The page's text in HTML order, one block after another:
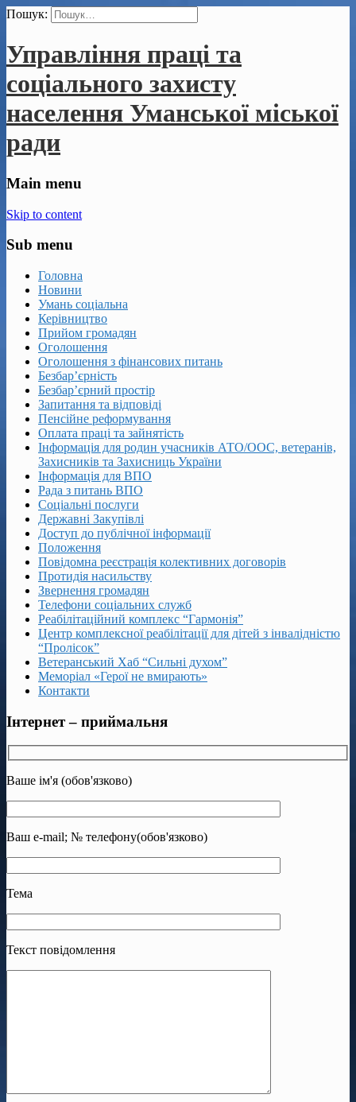
Пошук:
Управління праці та
соціального захисту
населення Уманської міської
ради
Main menu
Skip to content
Sub menu
Головна
Новини
Умань соціальна
Керівництво
Прийом громадян
Оголошення
Оголошення з фінансових питань
Безбар’єрність
Безбар’єрний простір
Запитання та відповіді
Пенсійне реформування
Оплата праці та зайнятість
Інформація для родин учасників АТО/ООС, ветеранів,
Захисників та Захисниць України
Інформація для ВПО
Рада з питань ВПО
Соціальні послуги
Державні Закупівлі
Доступ до публічної інформації
Положення
Повідомна реєстрація колективних договорів
Протидія насильству
Звернення громадян
Телефони соціальних служб
Реабілітаційний комплекс “Гармонія”
Центр комплексної реабілітації для дітей з інвалідністю
“Пролісок”
Ветеранський Хаб “Сильні духом”
Меморіал «Герої не вмирають»
Контакти
Інтернет – приймальня
Ваше ім'я (обов'язково)
Ваш e-mail; № телефону(обов'язково)
Тема
Текст повідомлення